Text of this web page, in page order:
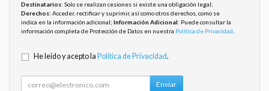
Destinatarios: Solo se realizan cesiones si existe una obligación legal;
Derechos: Acceder, rectificar y suprimir, así como otros derechos, como se
indica en la información adicional; Información Adicional: Puede consultar la
información completa de Protección de Datos en nuestra Política de Privacidad
He leído y acepto la Política de Privacidad.
Enviar